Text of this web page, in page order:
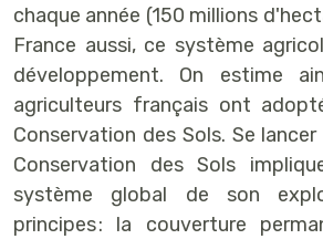
chaque année (150 millions
France aussi, ce système
développement. On estime
agriculteurs français ont
Conservation des Sols. Se
Conservation des Sols
système global de son
principes : la couverture